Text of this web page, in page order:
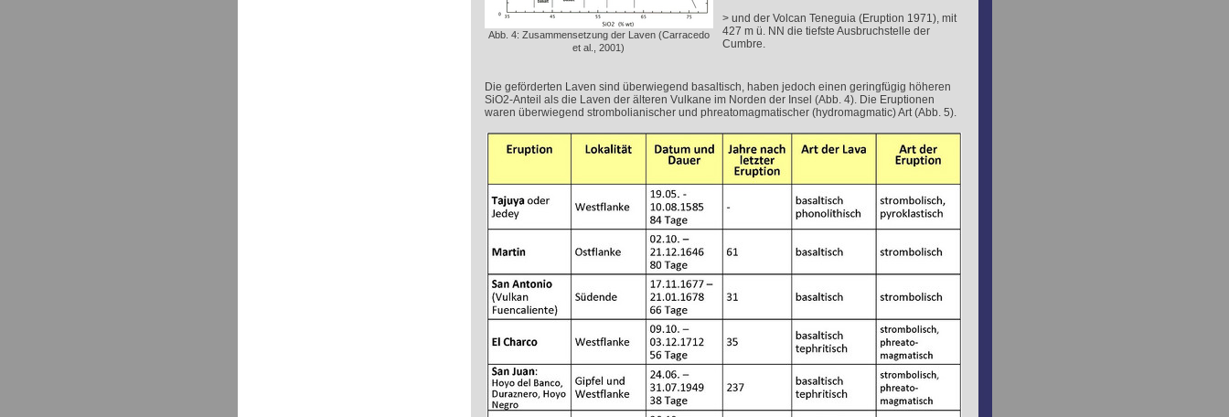
Abb. 4: Zusammensetzung der Laven (Carracedo
et al., 2001)
> und der Volcan Teneguia (Eruption 1971), mit
427 m ü. NN die tiefste Ausbruchstelle der
Cumbre.
Die geförderten Laven sind überwiegend basaltisch, haben jedoch einen geringfügig höheren
SiO2-Anteil als die Laven der älteren Vulkane im Norden der Insel (Abb. 4). Die Eruptionen
waren überwiegend strombolianischer und phreatomagmatischer (hydromagmatic) Art (Abb. 5).